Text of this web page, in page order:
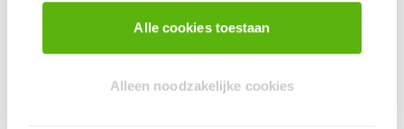
Alle cookies toestaan
Alleen noodzakelijke cookies
families als gevorderde spelers. Wegens